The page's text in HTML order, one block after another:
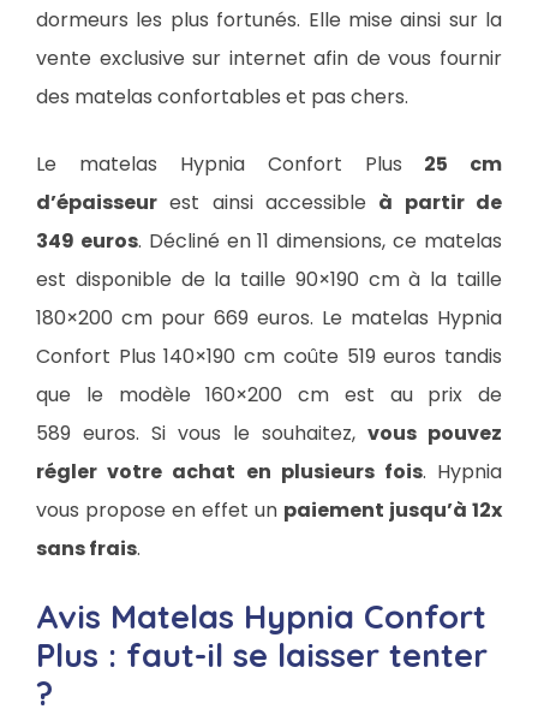
dormeurs les plus fortunés. Elle mise ainsi sur la
vente exclusive sur internet afin de vous fournir
des matelas confortables et pas chers.
Le matelas Hypnia Confort Plus 25 cm
d’épaisseur est ainsi accessible à partir de
349 euros. Décliné en 11 dimensions, ce matelas
est disponible de la taille 90×190 cm à la taille
180×200 cm pour 669 euros. Le matelas Hypnia
Confort Plus 140×190 cm coûte 519 euros tandis
que le modèle 160×200 cm est au prix de
589 euros. Si vous le souhaitez, vous pouvez
régler votre achat en plusieurs fois. Hypnia
vous propose en effet un paiement jusqu’à 12x
sans frais.
Avis Matelas Hypnia Confort
Plus : faut-il se laisser tenter
?